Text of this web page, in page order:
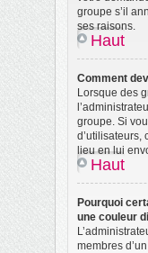
groupe s’il
ses raisons.
Haut
Comment
Lorsque des
groupe. Si
d’utilisateurs,
lieu en lui
Haut
Pourquoi
une couleur
membres